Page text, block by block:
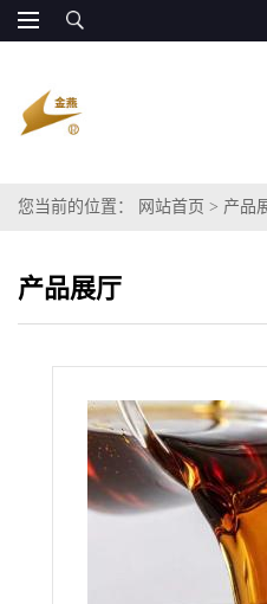
您当前的位置： 网站首页 > 产品
产品展厅